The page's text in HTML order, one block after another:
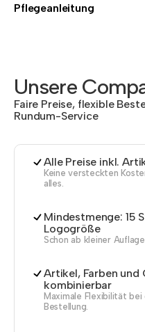
Pflegeanleitung
Unsere
Faire Preise, flexible
Rundum-Service
Alle Preise inkl.
Keine versteckten
alles.
Mindestmenge: 15
Logogröße
Schon ab kleiner
Artikel, Farben und
kombinierbar
Maximale Flexibilität bei
Bestellung.